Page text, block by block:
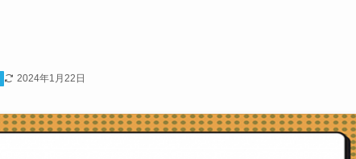
2024年1月22日